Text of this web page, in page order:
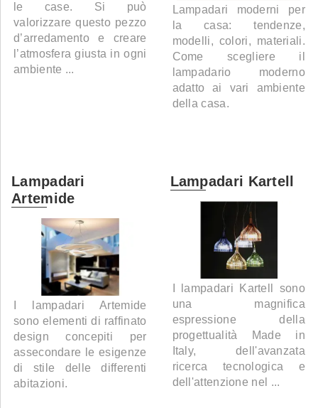
le case. Si può
valorizzare questo pezzo
d’arredamento e creare
l’atmosfera giusta in ogni
ambiente ...
Lampadari moderni per
la casa: tendenze,
modelli, colori, materiali.
Come scegliere il
lampadario moderno
adatto ai vari ambiente
della casa.
Lampadari
Artemide
I lampadari Artemide
sono elementi di raffinato
design concepiti per
assecondare le esigenze
di stile delle differenti
abitazioni.
Lampadari Kartell
I lampadari Kartell sono
una magnifica
espressione della
progettualità Made in
Italy, dell'avanzata
ricerca tecnologica e
dell'attenzione nel ...